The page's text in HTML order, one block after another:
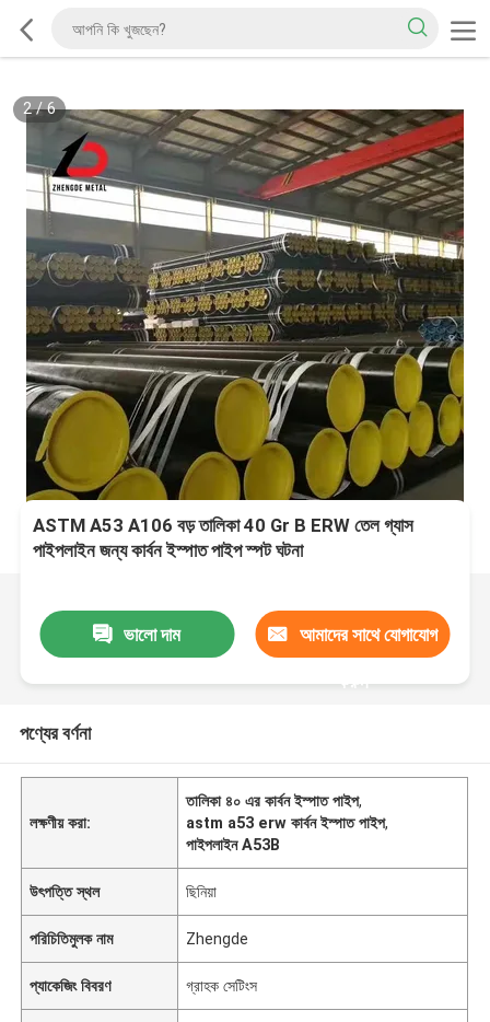
2/6
ASTM A53 A106 বড় তালিকা 40 Gr B ERW তেল গ্যাস
পাইপলাইন জন্য কার্বন ইস্পাত পাইপ স্পট ঘটনা
ভালো দাম আমাদের সাথে যোগাযোগ
করুন
পণ্যের বর্ণনা
লক্ষণীয় করা:
তালিকা ৪০ এর কার্বন ইস্পাত পাইপ,
astm a53 erw কার্বন ইস্পাত পাইপ,
পাইপলাইন A53B
উৎপত্তি স্থল ছিনিয়া
পরিচিতিমুলক নাম Zhengde
প্যাকেজিং বিবরণ গ্রাহক সেটিংস